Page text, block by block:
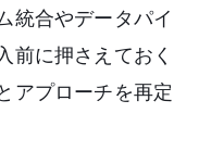
統合やデータパイ
前に押さえておく
アプローチを再定